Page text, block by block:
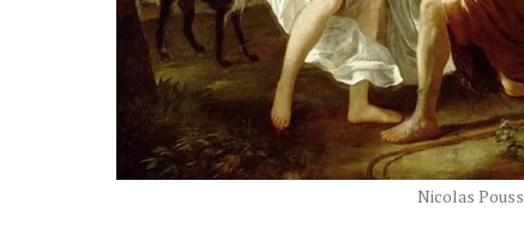
Nicolas